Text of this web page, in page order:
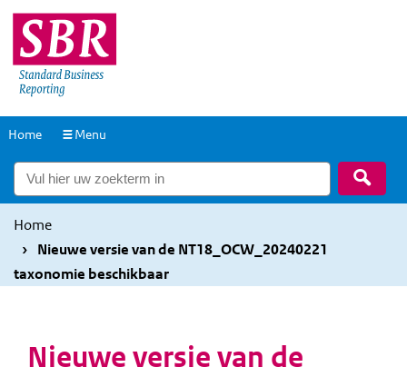
Overslaan
en
naar
inhoud
Overslaan
en
naar
hoofdnavigatie
Naar
homepage
Home Menu
Home
Nieuwe versie van de NT18_OCW_20240221
taxonomie beschikbaar
Nieuwe versie van de